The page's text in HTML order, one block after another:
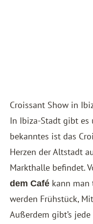
Croissant Show in
In Ibiza-Stadt gibt es
bekanntes ist das
Herzen der Altstadt
Markthalle befindet.
dem Café kann
werden Frühstück,
Außerdem gibt’s